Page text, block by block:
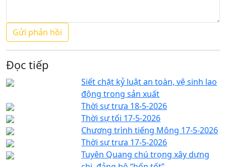
Đọc tiếp
Siết chặt kỷ luật an toàn, vệ sinh lao
động trong sản xuất
Thời sự trưa 18-5-2026
Thời sự tối 17-5-2026
Chương trình tiếng Mông 17-5-2026
Thời sự trưa 17-5-2026
Tuyên Quang chú trọng xây dựng